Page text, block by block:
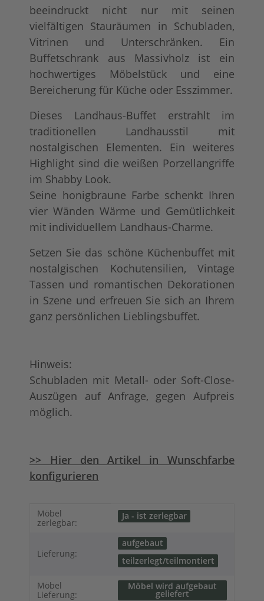
beeindruckt nicht nur mit seinen
vielfältigen Stauräumen in Schubladen,
Vitrinen und Unterschränken. Ein
Buffetschrank aus Massivholz ist ein
hochwertiges Möbelstück und eine
Bereicherung für Küche oder Esszimmer.
Dieses Landhaus-Buffet erstrahlt im
traditionellen Landhausstil mit
nostalgischen Elementen. Ein weiteres
Highlight sind die weißen Porzellangriffe
im Shabby Look.
Seine honigbraune Farbe schenkt Ihren
vier Wänden Wärme und Gemütlichkeit
mit individuellem Landhaus-Charme.
Setzen Sie das schöne Küchenbuffet mit
nostalgischen Kochutensilien, Vintage
Tassen und romantischen Dekorationen
in Szene und erfreuen Sie sich an Ihrem
ganz persönlichen Lieblingsbuffet.
Hinweis:
Schubladen mit Metall- oder Soft-Close-
Auszügen auf Anfrage, gegen Aufpreis
möglich.
>> Hier den Artikel in Wunschfarbe
konfigurieren
Produkteigenschaft
Wert
Möbel
zerlegbar:
Ja - ist zerlegbar
Lieferung:
aufgebaut
teilzerlegt/teilmontiert
Möbel
Lieferung:
Möbel wird aufgebaut
geliefert